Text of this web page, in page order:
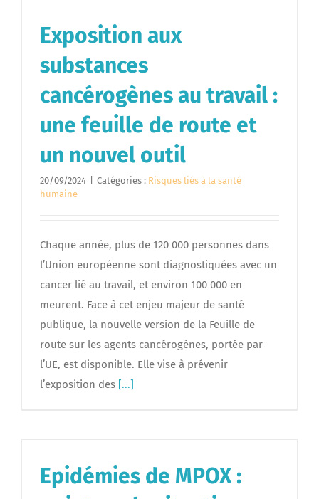
Exposition aux
substances
cancérogènes au travail :
une feuille de route et
un nouvel outil
20/09/2024 Catégories : Risques liés à la santé
humaine
Chaque année, plus de 120 000 personnes dans
l’Union européenne sont diagnostiquées avec un
cancer lié au travail, et environ 100 000 en
meurent. Face à cet enjeu majeur de santé
publique, la nouvelle version de la Feuille de
route sur les agents cancérogènes, portée par
l’UE, est disponible. Elle vise à prévenir
l’exposition des [...]
Epidémies de MPOX :